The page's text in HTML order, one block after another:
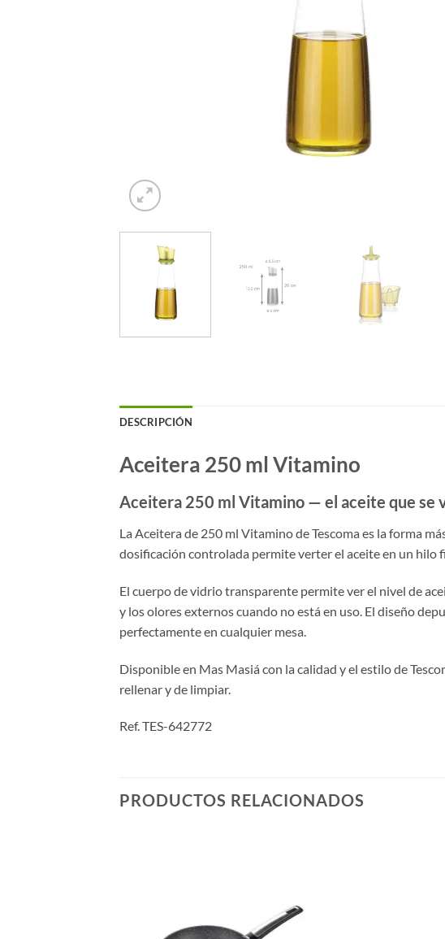
DESCRIPCIÓN
Aceitera 250 ml Vitamino
Aceitera 250 ml Vitamino — el aceite que se
La Aceitera de 250 ml Vitamino de Tescoma es la forma
dosificación controlada permite verter el aceite en un hilo
El cuerpo de vidrio transparente permite ver el nivel de
y los olores externos cuando no está en uso. El diseño
perfectamente en cualquier mesa.
Disponible en Mas Masiá con la calidad y el estilo de
rellenar y de limpiar.
Ref. TES-642772
PRODUCTOS RELACIONADOS